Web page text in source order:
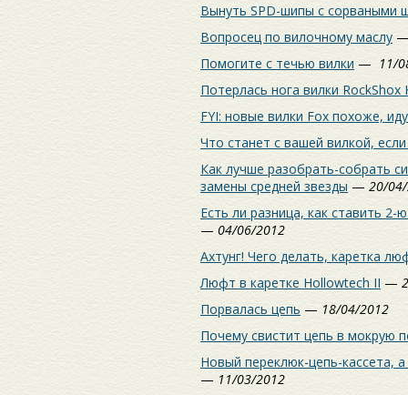
Вынуть SPD-шипы с сорваными
Вопросец по вилочному маслу
Помогите с течью вилки — 11/
Потерлась нога вилки RockShox
FYI: новые вилки Fox похоже,
Что станет с вашей вилкой,
Как лучше разобрать-собрать
замены средней звезды — 20/
Есть ли разница, как ставить
— 04/06/2012
Ахтунг! Чего делать, каретка
Люфт в каретке Hollowtech II —
Порвалась цепь — 18/04/2012
Почему свистит цепь в мокрую
Новый переклюк-цепь-кассета,
— 11/03/2012